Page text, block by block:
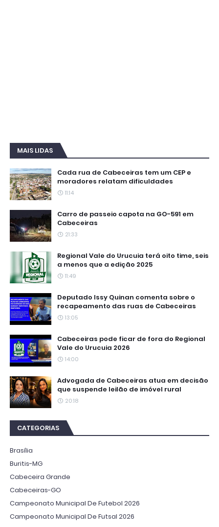
MAIS LIDAS
Cada rua de Cabeceiras tem um CEP e
moradores relatam dificuldades
11:14
Carro de passeio capota na GO-591 em
Cabeceiras
21:33
Regional Vale do Urucuia terá oito time, seis
a menos que a edição 2025
11:49
Deputado Issy Quinan comenta sobre o
recapeamento das ruas de Cabeceiras
13:05
Cabeceiras pode ficar de fora do Regional
Vale do Urucuia 2026
14:00
Advogada de Cabeceiras atua em decisão
que suspende leilão de imóvel rural
20:18
CATEGORIAS
Brasília
Buritis-MG
Cabeceira Grande
Cabeceiras-GO
Campeonato Municipal De Futebol 2026
Campeonato Municipal De Futsal 2026